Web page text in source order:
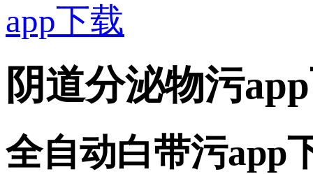
阴道分泌物污
全自动白带污app